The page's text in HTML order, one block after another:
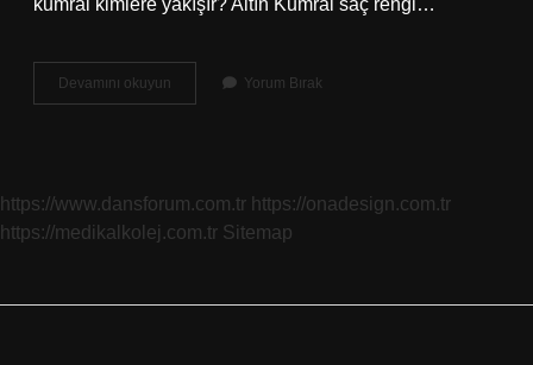
kumral kimlere yakışır? Altın Kumral saç rengi…
Devamını okuyun
Sarısı
Yorum Bırak
https://www.dansforum.com.tr https://onadesign.com.tr
https://medikalkolej.com.tr Sitemap